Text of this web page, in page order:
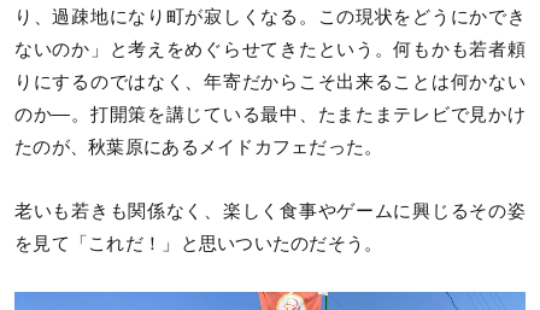
り、過疎地になり町が寂しくなる。この現状をどうにかでき
ないのか」と考えをめぐらせてきたという。何もかも若者頼
りにするのではなく、年寄だからこそ出来ることは何かない
のか―。打開策を講じている最中、たまたまテレビで見かけ
たのが、秋葉原にあるメイドカフェだった。
老いも若きも関係なく、楽しく食事やゲームに興じるその姿
を見て「これだ！」と思いついたのだそう。